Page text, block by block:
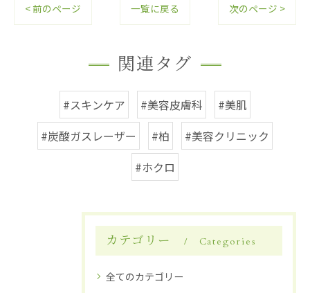
< 前のページ 一覧に戻る 次のページ >
関連タグ
#スキンケア #美容皮膚科
#美肌
#炭酸ガスレーザー
#柏
#美容クリニック
#ホクロ
カテゴリー Categories
全てのカテゴリー